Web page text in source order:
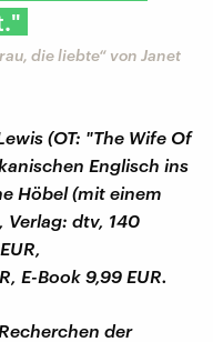
die liebte“ von Janet
(OT: "The Wife Of
Englisch ins
Höbel (mit einem
Verlag: dtv, 140
E-Book 9,99 EUR.
der